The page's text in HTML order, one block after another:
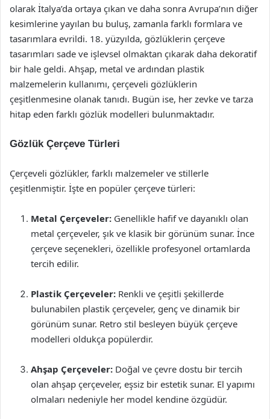
olarak İtalya’da ortaya çıkan ve daha sonra Avrupa’nın diğer
kesimlerine yayılan bu buluş, zamanla farklı formlara ve
tasarımlara evrildi. 18. yüzyılda, gözlüklerin çerçeve
tasarımları sade ve işlevsel olmaktan çıkarak daha dekoratif
bir hale geldi. Ahşap, metal ve ardından plastik
malzemelerin kullanımı, çerçeveli gözlüklerin
çeşitlenmesine olanak tanıdı. Bugün ise, her zevke ve tarza
hitap eden farklı gözlük modelleri bulunmaktadır.
Gözlük Çerçeve Türleri
Çerçeveli gözlükler, farklı malzemeler ve stillerle
çeşitlenmiştir. İşte en popüler çerçeve türleri:
Metal Çerçeveler: Genellikle hafif ve dayanıklı olan
metal çerçeveler, şık ve klasik bir görünüm sunar. İnce
çerçeve seçenekleri, özellikle profesyonel ortamlarda
tercih edilir.
Plastik Çerçeveler: Renkli ve çeşitli şekillerde
bulunabilen plastik çerçeveler, genç ve dinamik bir
görünüm sunar. Retro stil besleyen büyük çerçeve
modelleri oldukça popülerdir.
Ahşap Çerçeveler: Doğal ve çevre dostu bir tercih
olan ahşap çerçeveler, eşsiz bir estetik sunar. El yapımı
olmaları nedeniyle her model kendine özgüdür.